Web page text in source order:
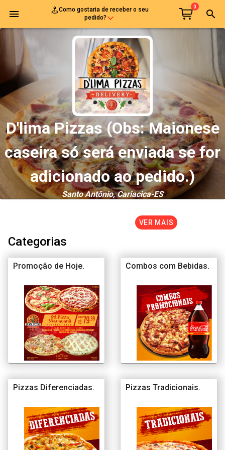
menu map_pin_ellipseComo gostaria de receber o seu
pedido? chevron_down cart0
search
D'lima Pizzas (Obs: Maionese
caseira só será enviada se for
adicionado ao pedido.)
Santo Antônio, Cariacica-ES
VER MAIS
Categorias
Promoção de Hoje. Combos com Bebidas.
Pizzas Diferenciadas. Pizzas Tradicionais.